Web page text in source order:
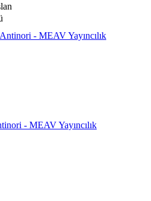
- MEAV Yayıncılık